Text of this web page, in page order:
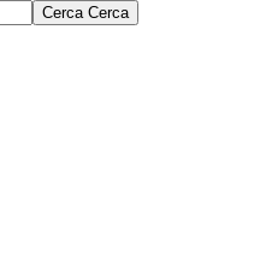
Cerca Cerca